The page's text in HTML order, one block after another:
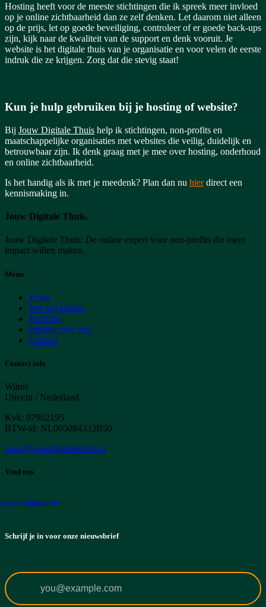
Hosting heeft voor de meeste stichtingen die ik spreek meer invloed
op je online zichtbaarheid dan ze zelf denken. Let daarom niet alleen
op de prijs, let op goede beveiliging, controleer of er goede back-ups
zijn, kijk naar de kwaliteit van de support en denk vooruit. Je
website is het digitale thuis van je organisatie en voor velen de eerste
indruk die ze krijgen. Zorg dat die stevig staat!
Kun je hulp gebruiken bij je hosting of website?
Bij Jouw Digitale Thuis help ik stichtingen, non-profits en
maatschappelijke organisaties met websites die veilig, duidelijk en
betrouwbaar zijn. Ik denk graag met je mee over hosting, onderhoud
en online zichtbaarheid.
Is het handig als ik met je meedenk? Plan dan nu hierdirect een
kennismaking in.
Jouw Digitale Thuis.
Jouw Digitale Thuis: De online expert voor non-profits die meer
impact willen maken.
Menu
Thuis
Wat wij bieden
Portfolio
Ontdek over ons
Contact
Contact info
Wilnis
Utrecht / Nederland
Kvk: 97902195
BTW-id: NL005084333B50
laura@jouwdigitalethuis.nl
Vind ons
LinkedIn
Schrijf je in voor onze nieuwsbrief